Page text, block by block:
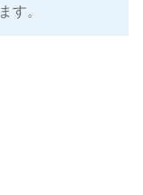
す。